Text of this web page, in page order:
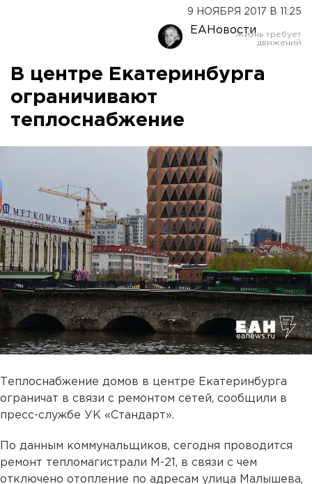
9 НОЯБРЯ 2017 В 11:25
ЕАНовости
В центре Екатеринбурга
ограничивают
теплоснабжение
Теплоснабжение домов в центре Екатеринбурга
ограничат в связи с ремонтом сетей, сообщили в
пресс-службе УК «Стандарт».
По данным коммунальщиков, сегодня проводится
ремонт тепломагистрали М-21, в связи с чем
отключено отопление по адресам улица Малышева,